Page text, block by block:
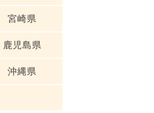
宮崎県
鹿児島県
沖縄県